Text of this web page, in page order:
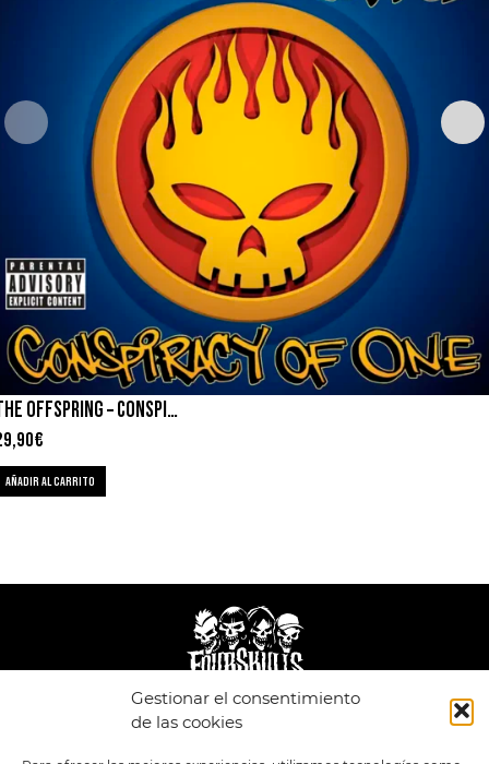
Gestionar el consentimiento
de las cookies
THE OFFSPRING – CONSPIRACY OF ONE
€
AÑADIR AL CARRITO